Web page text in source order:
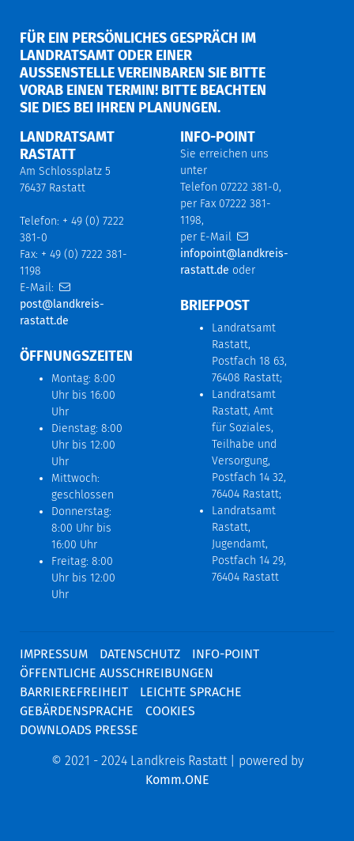
FÜR EIN PERSÖNLICHES GESPRÄCH IM
LANDRATSAMT ODER EINER
AUSSENSTELLE VEREINBAREN SIE BITTE V
ORAB EINEN TERMIN! BITTE BEACHTEN S
IE DIES BEI IHREN PLANUNGEN.
LANDRATSAMT
RASTATT
Am Schlossplatz 5
76437 Rastatt
Telefon: + 49 (0) 7222
381-0
Fax: + 49 (0) 7222 381-
1198
E-Mail:
post@landkreis-
rastatt.de
ÖFFNUNGSZEITEN
Montag: 8:00
Uhr bis 16:00
Uhr
Dienstag: 8:00
Uhr bis 12:00
Uhr
Mittwoch:
geschlossen
Donnerstag:
8:00 Uhr bis
16:00 Uhr
Freitag: 8:00
Uhr bis 12:00
Uhr
INFO-POINT
Sie erreichen uns
unter
Telefon 07222 381-0,
per Fax 07222 381-
1198,
per E-Mail
infopoint@landkreis-
rastatt.de oder
BRIEFPOST
Landratsamt
Rastatt,
Postfach 18 63,
76408 Rastatt;
Landratsamt
Rastatt, Amt
für Soziales,
Teilhabe und
Versorgung,
Postfach 14 32,
76404 Rastatt;
Landratsamt
Rastatt,
Jugendamt,
Postfach 14 29,
76404 Rastatt
IMPRESSUM DATENSCHUTZ
INFO-POINT
ÖFFENTLICHE AUSSCHREIBUNGEN
BARRIEREFREIHEIT
LEICHTE SPRACHE
GEBÄRDENSPRACHE
COOKIES
DOWNLOADS PRESSE
© 2021 - 2024 Landkreis Rastatt | powered by
Komm.ONE